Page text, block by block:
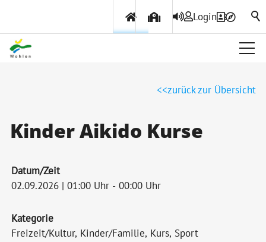
Login
Politik & Verwaltung
Themen & Services
zurück zur Übersicht
Kinder Aikido Kurse
Datum/Zeit
02.09.2026 | 01:00 Uhr - 00:00 Uhr
Kategorie
Freizeit/Kultur, Kinder/Familie, Kurs, Sport